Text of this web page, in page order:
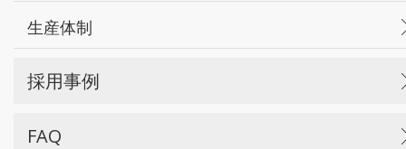
生産体制
採用事例
FAQ